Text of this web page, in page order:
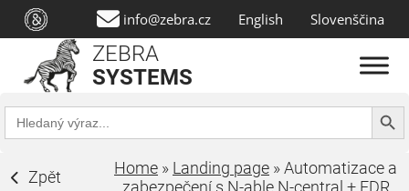
info@zebra.cz English Slovenščina
ZEBRA
SYSTEMS
Search
for:
Search
Zpět Home » Landing page »Automatizace a